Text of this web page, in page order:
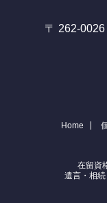
〒 262-
Home
在留資
遺言・相